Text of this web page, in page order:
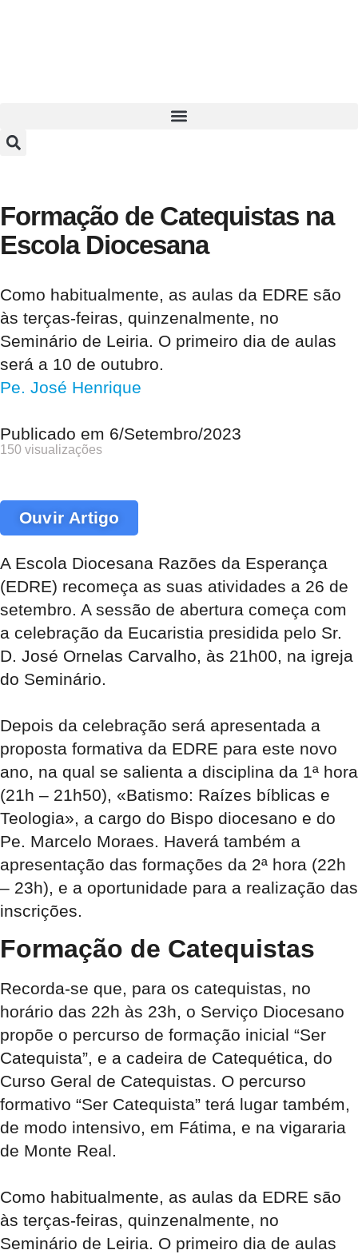
Formação de Catequistas na
Escola Diocesana
Como habitualmente, as aulas da EDRE são
às terças-feiras, quinzenalmente, no
Seminário de Leiria. O primeiro dia de aulas
será a 10 de outubro.
Pe. José Henrique
Publicado em 6/Setembro/2023
150 visualizações
Ouvir Artigo
A Escola Diocesana Razões da Esperança
(EDRE) recomeça as suas atividades a 26 de
setembro. A sessão de abertura começa com
a celebração da Eucaristia presidida pelo Sr.
D. José Ornelas Carvalho, às 21h00, na igreja
do Seminário.
Depois da celebração será apresentada a
proposta formativa da EDRE para este novo
ano, na qual se salienta a disciplina da 1ª hora
(21h – 21h50), «Batismo: Raízes bíblicas e
Teologia», a cargo do Bispo diocesano e do
Pe. Marcelo Moraes. Haverá também a
apresentação das formações da 2ª hora (22h
– 23h), e a oportunidade para a realização das
inscrições.
Formação de Catequistas
Recorda-se que, para os catequistas, no
horário das 22h às 23h, o Serviço Diocesano
propõe o percurso de formação inicial “Ser
Catequista”, e a cadeira de Catequética, do
Curso Geral de Catequistas. O percurso
formativo “Ser Catequista” terá lugar também,
de modo intensivo, em Fátima, e na vigararia
de Monte Real.
Como habitualmente, as aulas da EDRE são
às terças-feiras, quinzenalmente, no
Seminário de Leiria. O primeiro dia de aulas